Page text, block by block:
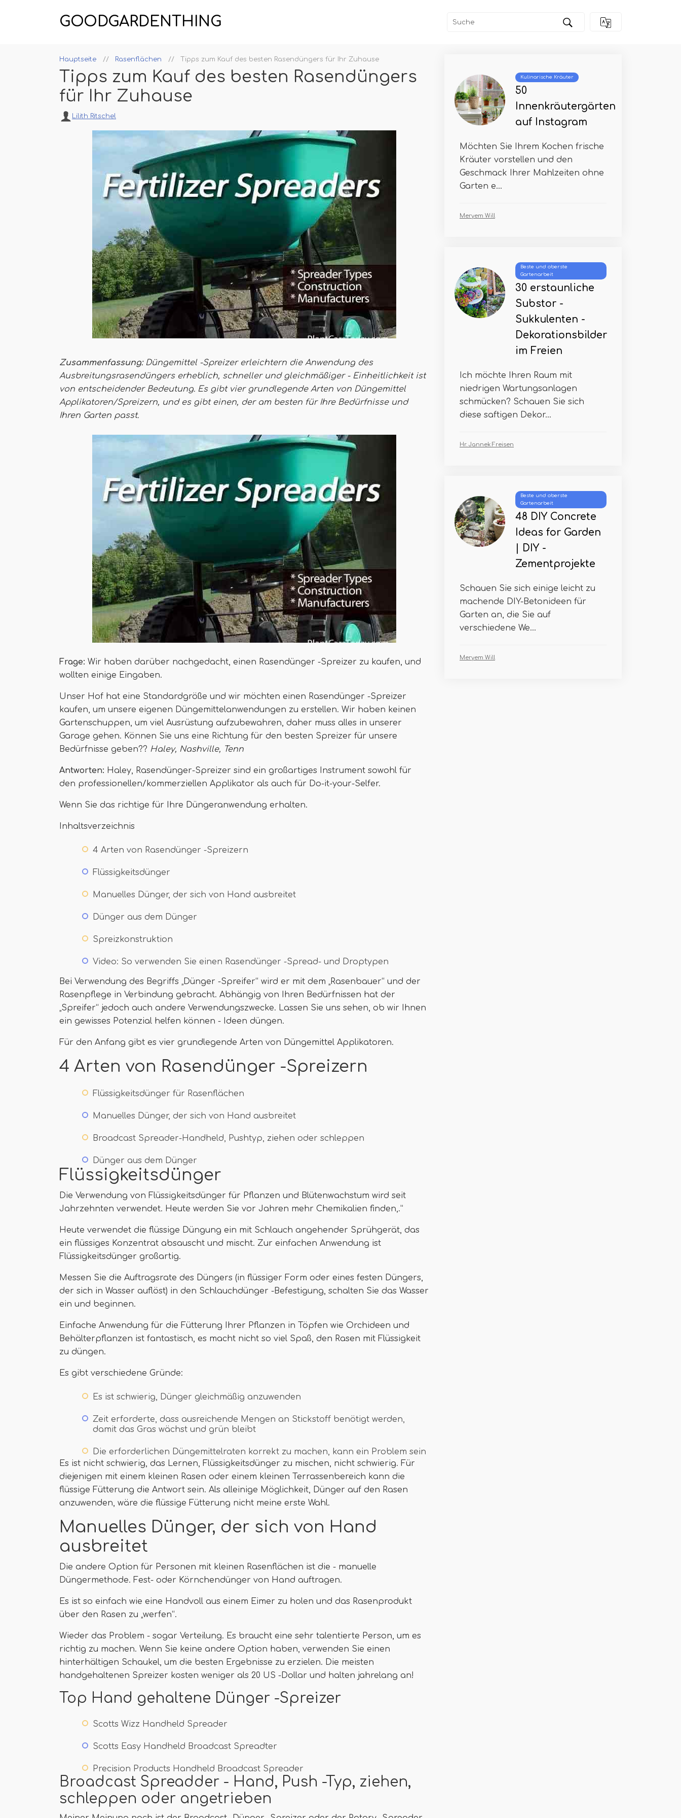
GOODGARDENTHING
Hauptseite Rasenflächen Tipps zum Kauf des besten Rasendüngers für Ihr Zuhause
Tipps zum Kauf des besten Rasendüngers
für Ihr Zuhause
Lilith Ritschel
Zusammenfassung: Düngemittel -Spreizer erleichtern die Anwendung des
Ausbreitungsrasendüngers erheblich, schneller und gleichmäßiger - Einheitlichkeit ist
von entscheidender Bedeutung. Es gibt vier grundlegende Arten von Düngemittel
Applikatoren/Spreizern, und es gibt einen, der am besten für Ihre Bedürfnisse und
Ihren Garten passt.
Frage: Wir haben darüber nachgedacht, einen Rasendünger -Spreizer zu kaufen, und
wollten einige Eingaben.
Unser Hof hat eine Standardgröße und wir möchten einen Rasendünger -Spreizer
kaufen, um unsere eigenen Düngemittelanwendungen zu erstellen. Wir haben keinen
Gartenschuppen, um viel Ausrüstung aufzubewahren, daher muss alles in unserer
Garage gehen. Können Sie uns eine Richtung für den besten Spreizer für unsere
Bedürfnisse geben?? Haley, Nashville, Tenn
Antworten: Haley, Rasendünger-Spreizer sind ein großartiges Instrument sowohl für
den professionellen/kommerziellen Applikator als auch für Do-it-your-Selfer.
Wenn Sie das richtige für Ihre Düngeranwendung erhalten.
Inhaltsverzeichnis
4 Arten von Rasendünger -Spreizern
Flüssigkeitsdünger
Manuelles Dünger, der sich von Hand ausbreitet
Dünger aus dem Dünger
Spreizkonstruktion
Video: So verwenden Sie einen Rasendünger -Spread- und Droptypen
Bei Verwendung des Begriffs „Dünger -Spreifer“ wird er mit dem „Rasenbauer“ und der
Rasenpflege in Verbindung gebracht. Abhängig von Ihren Bedürfnissen hat der
„Spreifer“ jedoch auch andere Verwendungszwecke. Lassen Sie uns sehen, ob wir Ihnen
ein gewisses Potenzial helfen können - Ideen düngen.
Für den Anfang gibt es vier grundlegende Arten von Düngemittel Applikatoren.
4 Arten von Rasendünger -Spreizern
Flüssigkeitsdünger für Rasenflächen
Manuelles Dünger, der sich von Hand ausbreitet
Broadcast Spreader-Handheld, Pushtyp, ziehen oder schleppen
Dünger aus dem Dünger
Flüssigkeitsdünger
Die Verwendung von Flüssigkeitsdünger für Pflanzen und Blütenwachstum wird seit
Jahrzehnten verwendet. Heute werden Sie vor Jahren mehr Chemikalien finden,.”
Heute verwendet die flüssige Düngung ein mit Schlauch angehender Sprühgerät, das
ein flüssiges Konzentrat absauscht und mischt. Zur einfachen Anwendung ist
Flüssigkeitsdünger großartig.
Messen Sie die Auftragsrate des Düngers (in flüssiger Form oder eines festen Düngers,
der sich in Wasser auflöst) in den Schlauchdünger -Befestigung, schalten Sie das Wasser
ein und beginnen.
Einfache Anwendung für die Fütterung Ihrer Pflanzen in Töpfen wie Orchideen und
Behälterpflanzen ist fantastisch, es macht nicht so viel Spaß, den Rasen mit Flüssigkeit
zu düngen.
Es gibt verschiedene Gründe:
Es ist schwierig, Dünger gleichmäßig anzuwenden
Zeit erforderte, dass ausreichende Mengen an Stickstoff benötigt werden,
damit das Gras wächst und grün bleibt
Die erforderlichen Düngemittelraten korrekt zu machen, kann ein Problem sein
Es ist nicht schwierig, das Lernen, Flüssigkeitsdünger zu mischen, nicht schwierig. Für
diejenigen mit einem kleinen Rasen oder einem kleinen Terrassenbereich kann die
flüssige Fütterung die Antwort sein. Als alleinige Möglichkeit, Dünger auf den Rasen
anzuwenden, wäre die flüssige Fütterung nicht meine erste Wahl.
Manuelles Dünger, der sich von Hand
ausbreitet
Die andere Option für Personen mit kleinen Rasenflächen ist die - manuelle
Düngermethode. Fest- oder Körnchendünger von Hand auftragen.
Es ist so einfach wie eine Handvoll aus einem Eimer zu holen und das Rasenprodukt
über den Rasen zu „werfen“.
Wieder das Problem - sogar Verteilung. Es braucht eine sehr talentierte Person, um es
richtig zu machen. Wenn Sie keine andere Option haben, verwenden Sie einen
hinterhältigen Schaukel, um die besten Ergebnisse zu erzielen. Die meisten
handgehaltenen Spreizer kosten weniger als 20 US -Dollar und halten jahrelang an!
Top Hand gehaltene Dünger -Spreizer
Scotts Wizz Handheld Spreader
Scotts Easy Handheld Broadcast Spreadter
Precision Products Handheld Broadcast Spreader
Broadcast Spreadder - Hand, Push -Typ, ziehen,
schleppen oder angetrieben
Kulinarische Kräuter
50
Innenkräutergärten
auf Instagram
Möchten Sie Ihrem Kochen frische
Kräuter vorstellen und den
Geschmack Ihrer Mahlzeiten ohne
Garten e...
Meryem Will
Beste und oberste
Gartenarbeit
30 erstaunliche
Substor -
Sukkulenten -
Dekorationsbilder
im Freien
Ich möchte Ihren Raum mit
niedrigen Wartungsanlagen
schmücken? Schauen Sie sich
diese saftigen Dekor...
Hr. Jannek Freisen
Beste und oberste
Gartenarbeit
48 DIY Concrete
Ideas for Garden
| DIY -
Zementprojekte
Schauen Sie sich einige leicht zu
machende DIY-Betonideen für
Garten an, die Sie auf
verschiedene We...
Meryem Will